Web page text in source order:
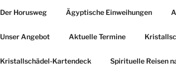
Der Horusweg Ägyptische Einweihungen
Unser Angebot Aktuelle Termine
Kristallschädel-Kartendeck Spirituelle Reisen